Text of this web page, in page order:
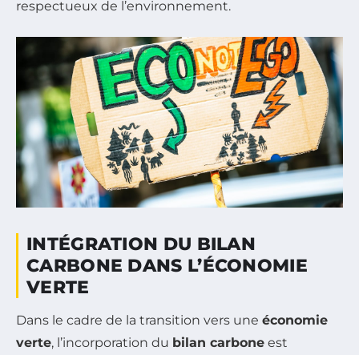
respectueux de l’environnement.
INTÉGRATION DU BILAN
CARBONE DANS L’ÉCONOMIE
VERTE
Dans le cadre de la transition vers une économie
verte, l’incorporation du bilan carbone est